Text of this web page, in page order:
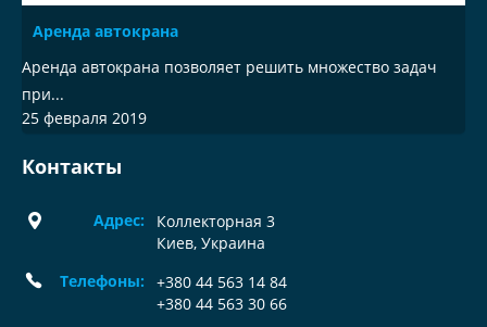
Аренда автокрана
Аренда автокрана позволяет решить множество задач
при...
25 февраля 2019
Контакты
Адрес:
Коллекторная 3
Киев, Украина
Телефоны:
+380 44 563 14 84
+380 44 563 30 66